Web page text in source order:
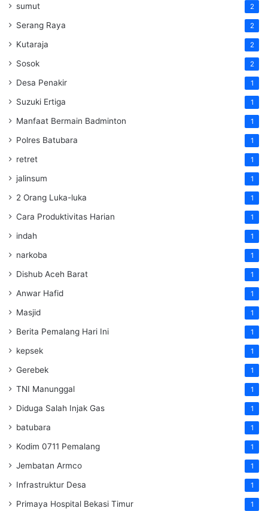
sumut 2
Serang Raya 2
Kutaraja 2
Sosok 2
Desa Penakir 1
Suzuki Ertiga 1
Manfaat Bermain Badminton 1
Polres Batubara 1
retret 1
jalinsum 1
2 Orang Luka-luka 1
Cara Produktivitas Harian 1
indah 1
narkoba 1
Dishub Aceh Barat 1
Anwar Hafid 1
Masjid 1
Berita Pemalang Hari Ini 1
kepsek 1
Gerebek 1
TNI Manunggal 1
Diduga Salah Injak Gas 1
batubara 1
Kodim 0711 Pemalang 1
Jembatan Armco 1
Infrastruktur Desa 1
Primaya Hospital Bekasi Timur 1